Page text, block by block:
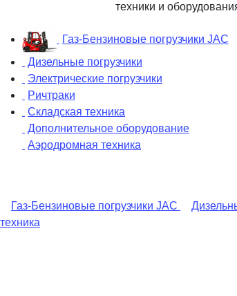
техники и
Газ-Бензиновые погрузчики JAC
Дизельные погрузчики
Электрические погрузчики
Ричтраки
Складская техника
Дополнительное оборудование
Аэродромная техника
Газ-Бензиновые погрузчики JAC
техника